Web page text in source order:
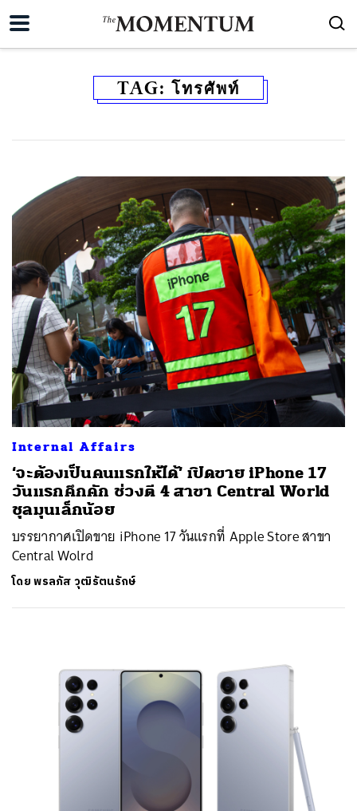
TAG: โทรศัพท์
Internal Affairs
‘จะต้องเป็นคนแรกให้ได้’ เปิดขาย iPhone 17
วันแรกคึกคัก ช่วงตี 4 สาขา Central World
ชุลมุนเล็กน้อย
บรรยากาศเปิดขาย iPhone 17 วันแรกที่ Apple Store สาขา
Central Wolrd
โดยพรลภัส วุฒิรัตนรักษ์